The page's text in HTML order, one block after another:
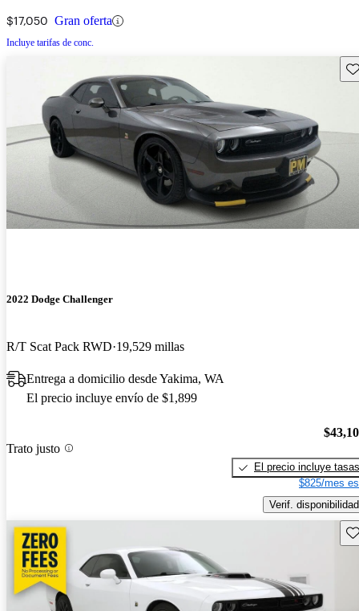
$17,050 Gran oferta
Incluye tarifas de conc.
2022 Dodge Challenger
R/T Scat Pack RWD 19,529 millas
Entrega a domicilio desde Yakima, WA
El precio incluye envío de $1,899
Trato justo
El precio incluye tasas
$825/mes
Verif. disponibilidad